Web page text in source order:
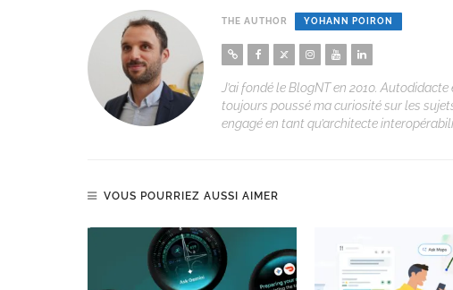
THE AUTHOR YOHANN POIRON
J’ai fondé le BlogNT en 2010.
toujours poussé ma curiosité sur les
engagé en tant qu’architecte
VOUS POURRIEZ AUSSI AIMER